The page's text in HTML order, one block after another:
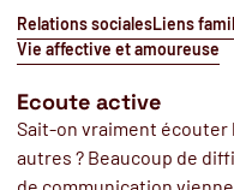
Relations socialesLiens
Vie affective et amoureuse
Ecoute active
Sait-on vraiment écouter
autres ? Beaucoup de